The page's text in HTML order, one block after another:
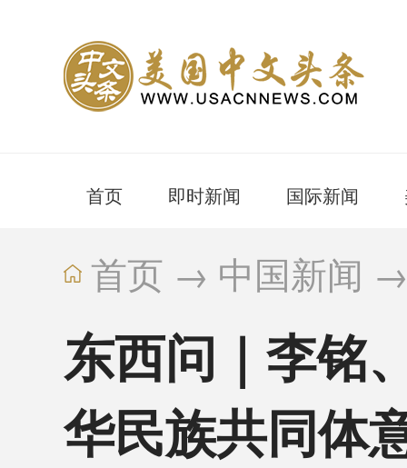
首页 即时新闻 国际新闻
首页 → 中国新闻
东西问｜李铭
华民族共同体